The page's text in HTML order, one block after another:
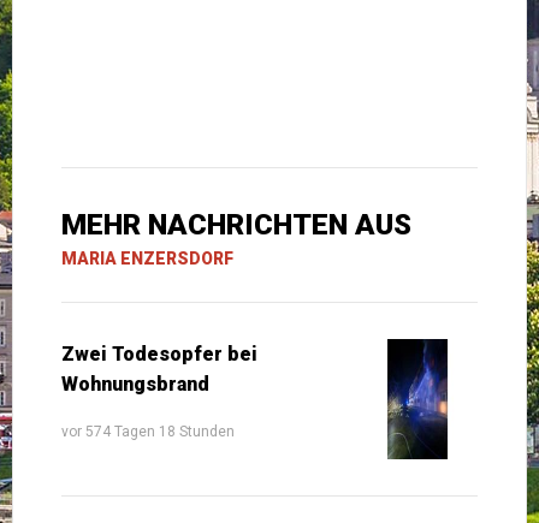
MEHR NACHRICHTEN AUS
MARIA ENZERSDORF
Zwei Todesopfer bei
Wohnungsbrand
vor 574 Tagen 18 Stunden